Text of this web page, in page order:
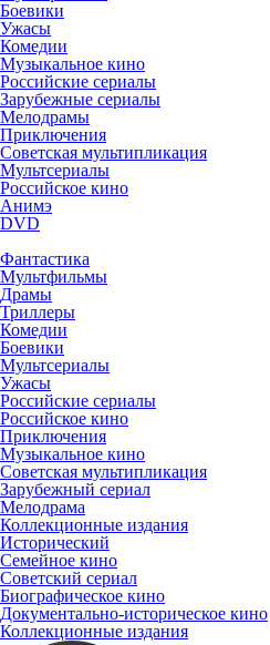
Боевики
Ужасы
Комедии
Музыкальное кино
Российские сериалы
Зарубежные сериалы
Мелодрамы
Приключения
Советская мультипликация
Мультсериалы
Российское кино
Анимэ
DVD
Фантастика
Мультфильмы
Драмы
Триллеры
Комедии
Боевики
Мультсериалы
Ужасы
Российские сериалы
Российское кино
Приключения
Музыкальное кино
Советская мультипликация
Зарубежный сериал
Мелодрама
Коллекционные издания
Исторический
Семейное кино
Советский сериал
Биографическое кино
Документально-историческое кино
Коллекционные издания